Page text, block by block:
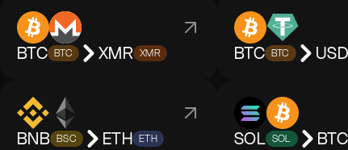
BTC BTC XMR XMR BTC BTC
BNB BSC ETH ETH SOL SOL BTC